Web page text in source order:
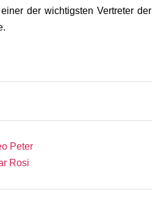
der wichtigsten Vertreter der
Peter
Rosi